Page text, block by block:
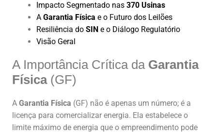
Impacto Segmentado nas 370 Usinas
A Garantia Física e o Futuro dos Leilões
Resiliência do SIN e o Diálogo Regulatório
Visão Geral
A Importância Crítica da Garantia
Física(GF)
A Garantia Física (GF) não é apenas um número; é a
licença para comercializar energia. Ela estabelece o
limite máximo de energia que o empreendimento pode